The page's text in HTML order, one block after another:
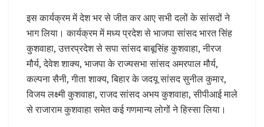
इस कार्यक्रम में देश भर से जीत कर आए सभी दलों के सांसदों ने
भाग लिया। कार्यक्रम में मध्य प्रदेश से भाजपा सांसद भारत सिंह
कुशवाहा, उत्तरप्रदेश से सपा सांसद बाबूसिंह कुशवाहा, नीरज
मौर्य, देवेश शाक्य, भाजपा के राज्यसभा सांसद अमरपाल मौर्य,
कल्पना सैनी, गीता शाक्य, बिहार के जदयू सांसद सुनील कुमार,
विजय लक्ष्मी कुशवाहा, राजद सांसद अभय कुशवाहा, सीपीआई माले
से राजाराम कुशवाहा समेत कई गणमान्य लोगों ने हिस्सा लिया।